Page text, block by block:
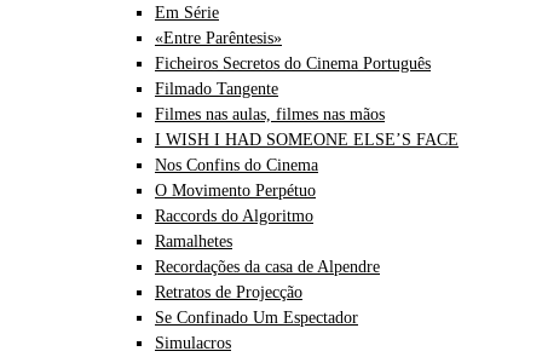
Em Série
«Entre Parêntesis»
Ficheiros Secretos do Cinema Português
Filmado Tangente
Filmes nas aulas, filmes nas mãos
I WISH I HAD SOMEONE ELSE’S FACE
Nos Confins do Cinema
O Movimento Perpétuo
Raccords do Algoritmo
Ramalhetes
Recordações da casa de Alpendre
Retratos de Projecção
Se Confinado Um Espectador
Simulacros